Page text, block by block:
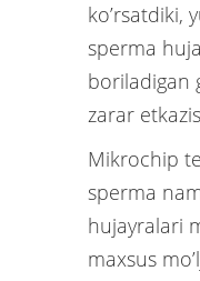
ko’rsatdiki,
sperma
boriladigan
zarar
Mikrochip
sperma
hujayralari
maxsus